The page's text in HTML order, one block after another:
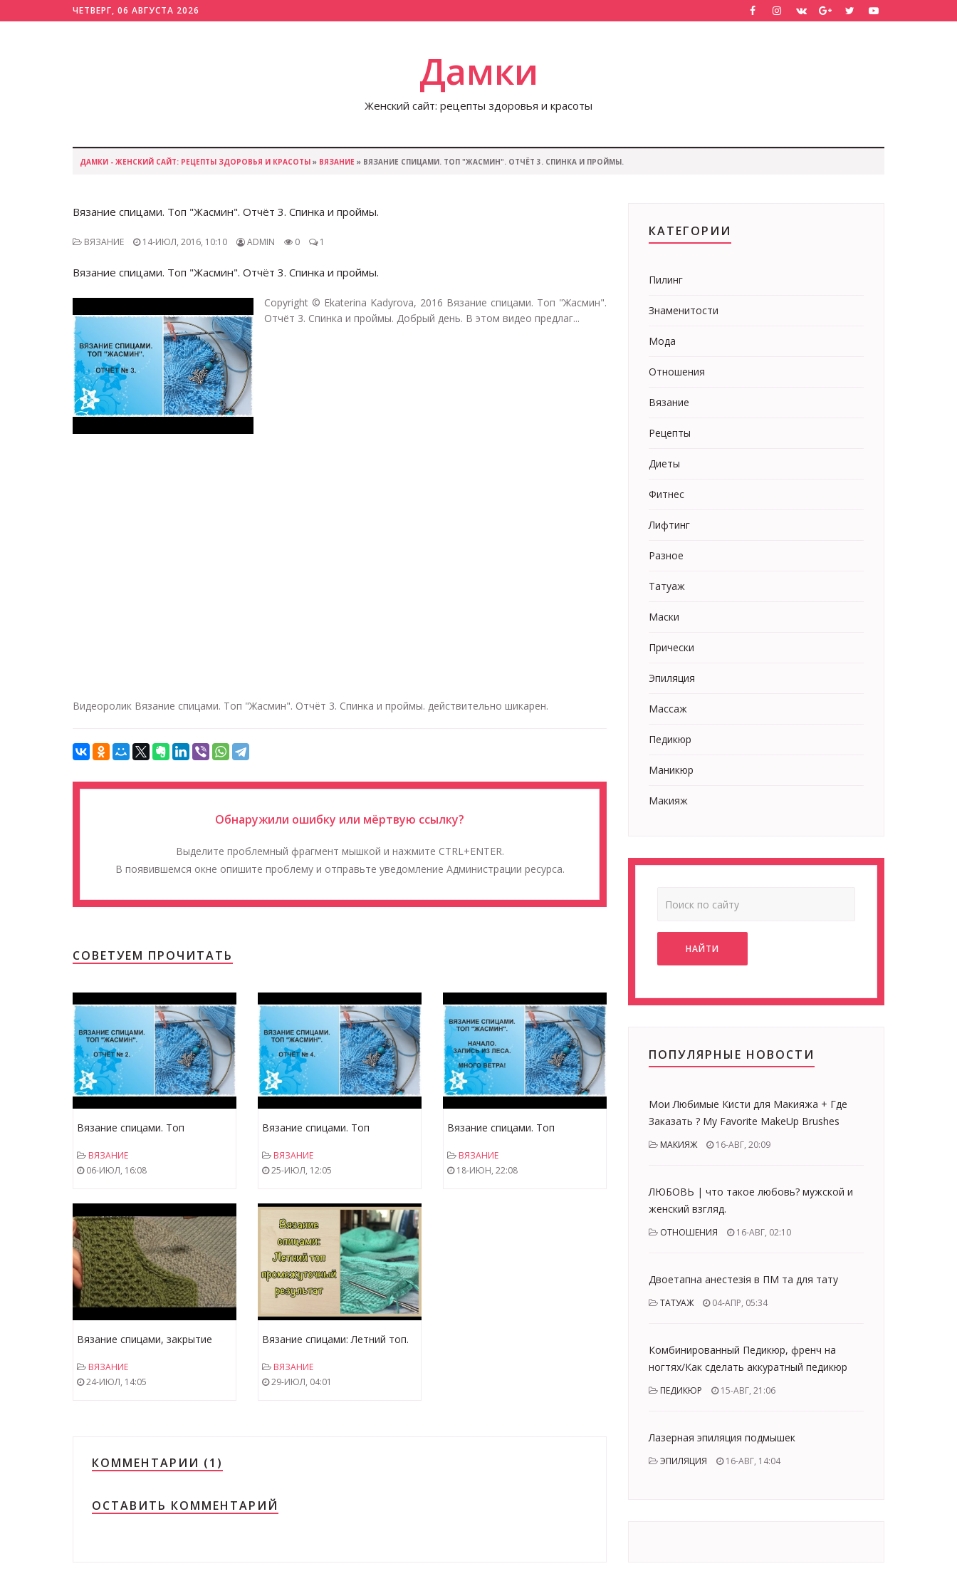
ЧЕТВЕРГ, 06 АВГУСТА 2026
Дамки
Женский сайт: рецепты здоровья и красоты
ДАМКИ - ЖЕНСКИЙ САЙТ: РЕЦЕПТЫ ЗДОРОВЬЯ И КРАСОТЫ » ВЯЗАНИЕ » ВЯЗАНИЕ СПИЦАМИ. ТОП "ЖАСМИН". ОТЧЁТ 3. СПИНКА И ПРОЙМЫ.
Вязание спицами. Топ "Жасмин". Отчёт 3. Спинка и проймы.
ВЯЗАНИЕ 14-ИЮЛ, 2016, 10:10 ADMIN 0 1
Вязание спицами. Топ "Жасмин". Отчёт 3. Спинка и проймы.
Copyright © Ekaterina Kadyrova, 2016 Вязание спицами. Топ "Жасмин".
Отчёт 3. Спинка и проймы. Добрый день. В этом видео предлаг...
Видеоролик Вязание спицами. Топ "Жасмин". Отчёт 3. Спинка и проймы. действительно шикарен.
Обнаружили ошибку или мёртвую ссылку?
Выделите проблемный фрагмент мышкой и нажмите CTRL+ENTER.
В появившемся окне опишите проблему и отправьте уведомление Администрации ресурса.
СОВЕТУЕМ ПРОЧИТАТЬ
Вязание спицами. Топ
ВЯЗАНИЕ
06-ИЮЛ, 16:08
Вязание спицами. Топ
блокировку + ответы на
вопросы.
ВЯЗАНИЕ
25-ИЮЛ, 12:05
Вязание спицами. Топ
Много ветра!!!
ВЯЗАНИЕ
18-ИЮН, 22:08
Вязание спицами, закрытие
шнура Часть№1
ВЯЗАНИЕ
24-ИЮЛ, 14:05
Вязание спицами: Летний топ.
ВЯЗАНИЕ
29-ИЮЛ, 04:01
КОММЕНТАРИИ (1)
ОСТАВИТЬ КОММЕНТАРИЙ
КАТЕГОРИИ
Пилинг
Знаменитости
Мода
Отношения
Вязание
Рецепты
Диеты
Фитнес
Лифтинг
Разное
Татуаж
Маски
Прически
Эпиляция
Массаж
Педикюр
Маникюр
Макияж
НАЙТИ
ПОПУЛЯРНЫЕ НОВОСТИ
Мои Любимые Кисти для Макияжа + Где
Заказать ? My Favorite MakeUp Brushes
МАКИЯЖ 16-АВГ, 20:09
ЛЮБОВЬ | что такое любовь? мужской и
женский взгляд.
ОТНОШЕНИЯ 16-АВГ, 02:10
Двоетапна анестезія в ПМ та для тату
ТАТУАЖ 04-АПР, 05:34
Комбинированный Педикюр, френч на
ногтях/Как сделать аккуратный педикюр
ПЕДИКЮР 15-АВГ, 21:06
Лазерная эпиляция подмышек
ЭПИЛЯЦИЯ 16-АВГ, 14:04